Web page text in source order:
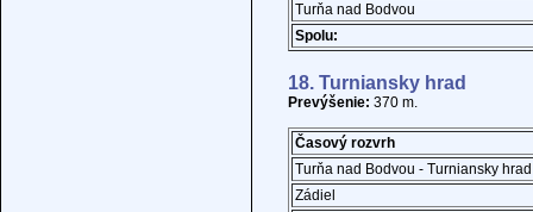
Turňa nad Bodvou
Spolu:
18. Turniansky hrad
Prevýšenie: 370 m.
Časový rozvrh
Turňa nad Bodvou - Turniansky hrad
Zádiel